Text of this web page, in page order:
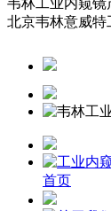
北京韦林意威特
首页